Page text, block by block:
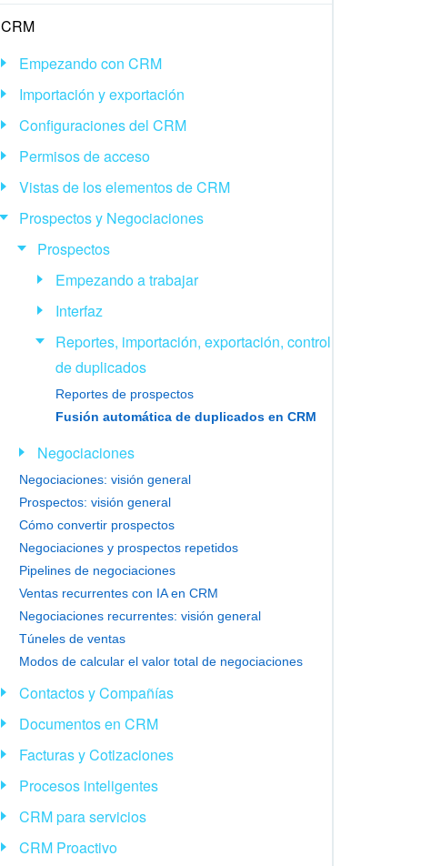
CRM
Empezando con CRM
Importación y exportación
Configuraciones del CRM
Permisos de acceso
Vistas de los elementos de CRM
Prospectos y Negociaciones
Prospectos
Empezando a trabajar
Interfaz
Reportes, importación, exportación, control
de duplicados
Reportes de prospectos
Fusión automática de duplicados en CRM
Negociaciones
Negociaciones: visión general
Prospectos: visión general
Cómo convertir prospectos
Negociaciones y prospectos repetidos
Pipelines de negociaciones
Ventas recurrentes con IA en CRM
Negociaciones recurrentes: visión general
Túneles de ventas
Modos de calcular el valor total de negociaciones
Contactos y Compañías
Documentos en CRM
Facturas y Cotizaciones
Procesos inteligentes
CRM para servicios
CRM Proactivo